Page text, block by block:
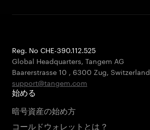
Reg. No CHE-390.112.525
Global Headquarters, Tangem AG
Baarerstrasse 10 , 6300 Zug, Switzerland
support@tangem.com
始める
暗号資産の始め方
コールドウォレットとは？